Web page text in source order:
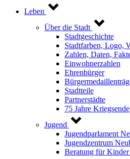
Leben
Über die Stadt
Stadtgeschichte
Stadtfarben, Logo,
Zahlen, Daten,
Einwohnerzahlen
Ehrenbürger
Stadtteile
Partnerstädte
75 Jahre Kriegsende
Jugend
Jugendparlament
Jugendzentrum
Beratung für